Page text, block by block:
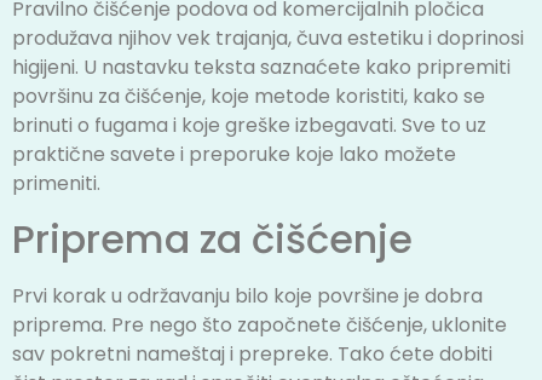
Pravilno čišćenje podova od komercijalnih pločica
produžava njihov vek trajanja, čuva estetiku i doprinosi
higijeni. U nastavku teksta saznaćete kako pripremiti
površinu za čišćenje, koje metode koristiti, kako se
brinuti o fugama i koje greške izbegavati. Sve to uz
praktične savete i preporuke koje lako možete
primeniti.
Priprema za čišćenje
Prvi korak u održavanju bilo koje površine je dobra
priprema. Pre nego što započnete čišćenje, uklonite
sav pokretni nameštaj i prepreke. Tako ćete dobiti